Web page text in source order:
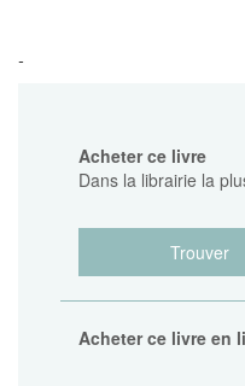
-
Acheter ce livre
Dans la librairie la
Trouver
Acheter ce livre en